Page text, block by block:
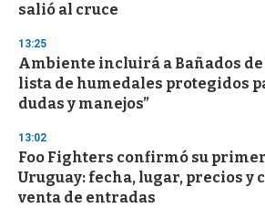
salió al cruce
13:25
Ambiente incluirá a Bañados
lista de humedales protegidos
dudas y manejos”
13:02
Foo Fighters confirmó su
Uruguay: fecha, lugar, precios y
venta de entradas